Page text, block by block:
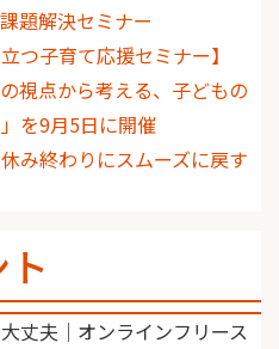
題解決セミナー
つ子育て応援セミナー】
視点から考える、子どもの
を9月5日に開催
み終わりにスムーズに戻す
丈夫｜オンラインフリース